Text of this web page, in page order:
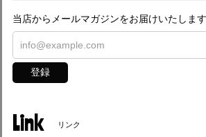
当店からメールマガジンをお届けいたします
登録
Link リンク